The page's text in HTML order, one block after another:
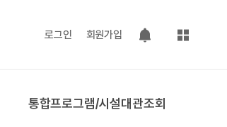
로그인 회원가입
팝업 열기
사이트맵
통합프로그램/시설대관조회